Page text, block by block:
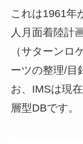
これは1961年
人月面着陸計
（サターンロ
ーツの整理/目
お、IMSは現
層型DBです。